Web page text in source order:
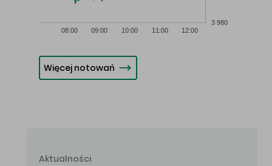
08:00 09:00 10:00 11:00 12:00
3 980
Więcej notowań
Aktualności